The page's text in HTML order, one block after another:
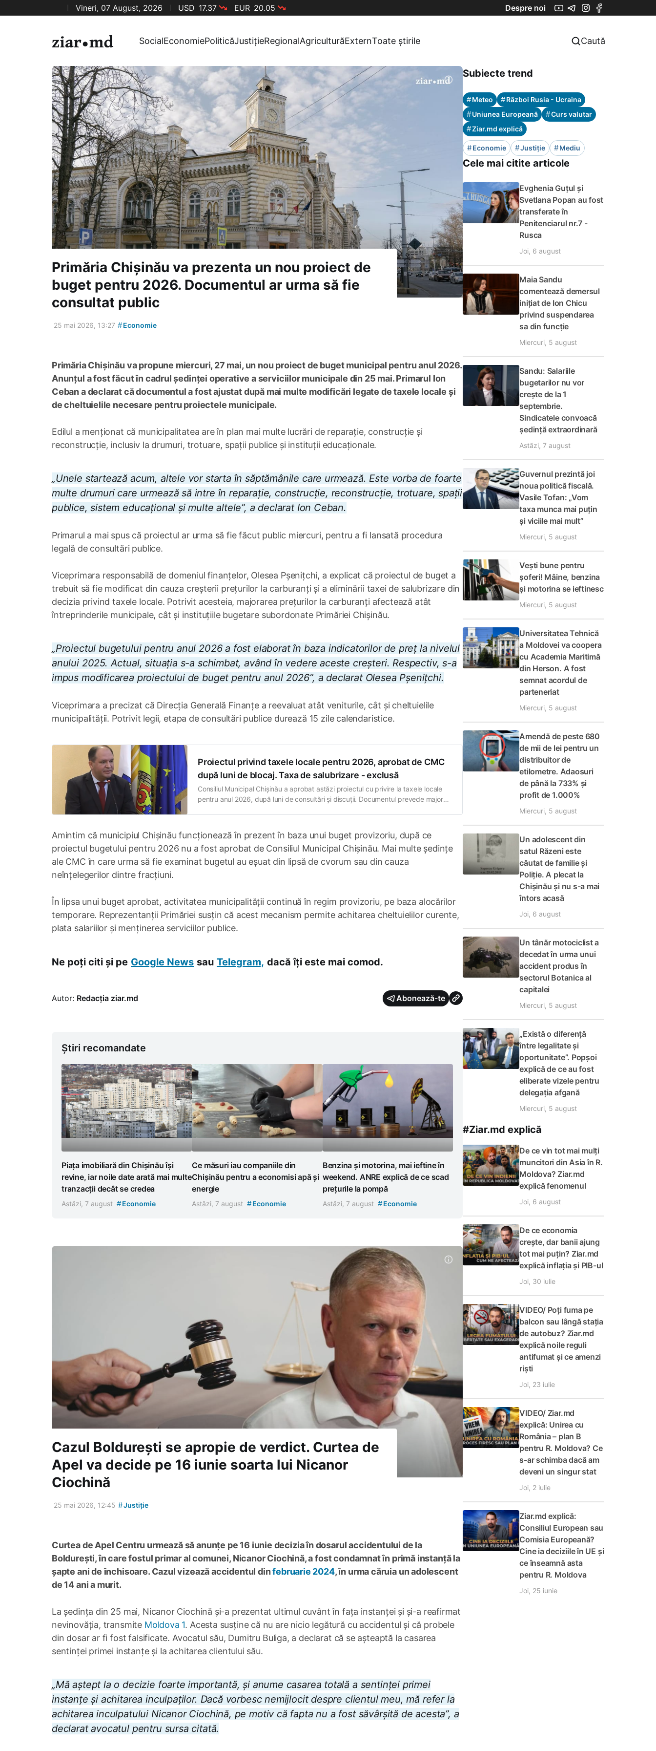
Vineri, 07 August, 2026 USD 17.37 EUR 20.05 Despre noi
SocialEconomiePoliticăJustițieRegionalAgriculturăExternToate știrile Caută
Primăria Chișinău va prezenta un nou proiect de
buget pentru 2026. Documentul ar urma să fie
consultat public
25 mai 2026, 13:27 #Economie
Primăria Chișinău va propune miercuri, 27 mai, un nou proiect de buget municipal pentru anul 2026.
Anunțul a fost făcut în cadrul ședinței operative a serviciilor municipale din 25 mai. Primarul Ion
Ceban a declarat că documentul a fost ajustat după mai multe modificări legate de taxele locale și
de cheltuielile necesare pentru proiectele municipale.
Edilul a menționat că municipalitatea are în plan mai multe lucrări de reparație, construcție și
reconstrucție, inclusiv la drumuri, trotuare, spații publice și instituții educaționale.
„Unele startează acum, altele vor starta în săptămânile care urmează. Este vorba de foarte
multe drumuri care urmează să intre în reparație, construcție, reconstrucție, trotuare, spații
publice, sistem educațional și multe altele”, a declarat Ion Ceban.
Primarul a mai spus că proiectul ar urma să fie făcut public miercuri, pentru a fi lansată procedura
legală de consultări publice.
Viceprimara responsabilă de domeniul finanțelor, Olesea Pșenițchi, a explicat că proiectul de buget a
trebuit să fie modificat din cauza creșterii prețurilor la carburanți și a eliminării taxei de salubrizare din
decizia privind taxele locale. Potrivit acesteia, majorarea prețurilor la carburanți afectează atât
întreprinderile municipale, cât și instituțiile bugetare subordonate Primăriei Chișinău.
„Proiectul bugetului pentru anul 2026 a fost elaborat în baza indicatorilor de preț la nivelul
anului 2025. Actual, situația s-a schimbat, având în vedere aceste creșteri. Respectiv, s-a
impus modificarea proiectului de buget pentru anul 2026”, a declarat Olesea Pșenițchi.
Viceprimara a precizat că Direcția Generală Finanțe a reevaluat atât veniturile, cât și cheltuielile
municipalității. Potrivit legii, etapa de consultări publice durează 15 zile calendaristice.
Proiectul privind taxele locale pentru 2026, aprobat de CMC
după luni de blocaj. Taxa de salubrizare - exclusă
Consiliul Municipal Chișinău a aprobat astăzi proiectul cu privire la taxele locale
pentru anul 2026, după luni de consultări și discuții. Documentul prevede majorări
municipiu. De pe
Amintim că municipiul Chișinău funcționează în prezent în baza unui buget provizoriu, după ce
proiectul bugetului pentru 2026 nu a fost aprobat de Consiliul Municipal Chișinău. Mai multe ședințe
ale CMC în care urma să fie examinat bugetul au eșuat din lipsă de cvorum sau din cauza
neînțelegerilor dintre fracțiuni.
În lipsa unui buget aprobat, activitatea municipalității continuă în regim provizoriu, pe baza alocărilor
temporare. Reprezentanții Primăriei susțin că acest mecanism permite achitarea cheltuielilor curente,
plata salariilor și menținerea serviciilor publice.
Ne poți citi și pe Google News sau Telegram, dacă îți este mai comod.
Autor: Redacția ziar.md Abonează-te
Știri recomandate
Piața imobiliară din Chișinău își
revine, iar noile date arată mai multe
tranzacții decât se credea
Astăzi, 7 august #Economie
Ce măsuri iau companiile din
Chișinău pentru a economisi apă și
energie
Astăzi, 7 august #Economie
Benzina și motorina, mai ieftine în
weekend. ANRE explică de ce scad
prețurile la pompă
Astăzi, 7 august #Economie
Cazul Boldurești se apropie de verdict. Curtea de
Apel va decide pe 16 iunie soarta lui Nicanor
Ciochină
25 mai 2026, 12:45 #Justiție
Curtea de Apel Centru urmează să anunțe pe 16 iunie decizia în dosarul accidentului de la
Boldurești, în care fostul primar al comunei, Nicanor Ciochină, a fost condamnat în primă instanță la
șapte ani de închisoare. Cazul vizează accidentul dinfebruarie 2024, în urma căruia un adolescent
de 14 ani a murit.
La ședința din 25 mai, Nicanor Ciochină și-a prezentat ultimul cuvânt în fața instanței și și-a reafirmat
nevinovăția, transmite Moldova 1. Acesta susține că nu are nicio legătură cu accidentul și că probele
din dosar ar fi fost falsificate. Avocatul său, Dumitru Buliga, a declarat că se așteaptă la casarea
sentinței primei instanțe și la achitarea clientului său.
„Mă aștept la o decizie foarte importantă, și anume casarea totală a sentinței primei
instanțe și achitarea inculpaților. Dacă vorbesc nemijlocit despre clientul meu, mă refer la
achitarea inculpatului Nicanor Ciochină, pe motiv că fapta nu a fost săvârșită de acesta”, a
declarat avocatul pentru sursa citată.
Subiecte trend
#Meteo #Război Rusia - Ucraina
#Uniunea Europeană #Curs valutar
#Ziar.md explică
#Economie #Justiție #Mediu
Cele mai citite articole
Evghenia Guțul și
Svetlana Popan au fost
transferate în
Penitenciarul nr.7 -
Rusca
Joi, 6 august
Maia Sandu
comentează demersul
inițiat de Ion Chicu
privind suspendarea
sa din funcție
Miercuri, 5 august
Sandu: Salariile
bugetarilor nu vor
crește de la 1
septembrie.
Sindicatele convoacă
ședință extraordinară
Astăzi, 7 august
Guvernul prezintă joi
noua politică fiscală.
Vasile Tofan: „Vom
taxa munca mai puțin
și viciile mai mult”
Miercuri, 5 august
Vești bune pentru
șoferi! Mâine, benzina
și motorina se ieftinesc
Miercuri, 5 august
Universitatea Tehnică
a Moldovei va coopera
cu Academia Maritimă
din Herson. A fost
semnat acordul de
parteneriat
Miercuri, 5 august
Amendă de peste 680
de mii de lei pentru un
distribuitor de
etilometre. Adaosuri
de până la 733% și
profit de 1.000%
Miercuri, 5 august
Un adolescent din
satul Răzeni este
căutat de familie și
Poliție. A plecat la
Chișinău și nu s-a mai
întors acasă
Joi, 6 august
Un tânăr motociclist a
decedat în urma unui
accident produs în
sectorul Botanica al
capitalei
Miercuri, 5 august
„Există o diferență
între legalitate și
oportunitate”. Popșoi
explică de ce au fost
eliberate vizele pentru
delegația afgană
Miercuri, 5 august
#Ziar.md explică
De ce vin tot mai mulți
muncitori din Asia în R.
Moldova? Ziar.md
explică fenomenul
Joi, 6 august
De ce economia
crește, dar banii ajung
tot mai puțin? Ziar.md
explică inflația și PIB-ul
Joi, 30 iulie
VIDEO/ Poți fuma pe
balcon sau lângă stația
de autobuz? Ziar.md
explică noile reguli
antifumat și ce amenzi
riști
Joi, 23 iulie
VIDEO/ Ziar.md
explică: Unirea cu
România – plan B
pentru R. Moldova? Ce
s-ar schimba dacă am
deveni un singur stat
Joi, 2 iulie
Ziar.md explică:
Consiliul European sau
Comisia Europeană?
Cine ia deciziile în UE și
ce înseamnă asta
pentru R. Moldova
Joi, 25 iunie